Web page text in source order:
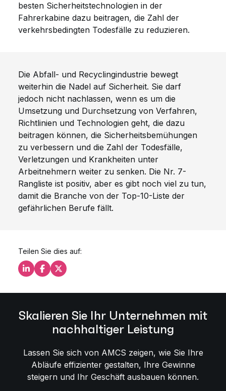
besten Sicherheitstechnologien in der
Fahrerkabine dazu beitragen, die Zahl der
verkehrsbedingten Todesfälle zu reduzieren.
Die Abfall- und Recyclingindustrie bewegt
weiterhin die Nadel auf Sicherheit. Sie darf
jedoch nicht nachlassen, wenn es um die
Umsetzung und Durchsetzung von Verfahren,
Richtlinien und Technologien geht, die dazu
beitragen können, die Sicherheitsbemühungen
zu verbessern und die Zahl der Todesfälle,
Verletzungen und Krankheiten unter
Arbeitnehmern weiter zu senken. Die Nr. 7-
Rangliste ist positiv, aber es gibt noch viel zu tun,
damit die Branche von der Top-10-Liste der
gefährlichen Berufe fällt.
Teilen Sie dies auf:
Teilen Sie dies auf LinkedIn
Teilen Sie dies auf Facebook
Teilen Sie dies auf X
Skalieren Sie Ihr Unternehmen mit
nachhaltiger Leistung
Lassen Sie sich von AMCS zeigen, wie Sie Ihre
Abläufe effizienter gestalten, Ihre Gewinne
steigern und Ihr Geschäft ausbauen können.